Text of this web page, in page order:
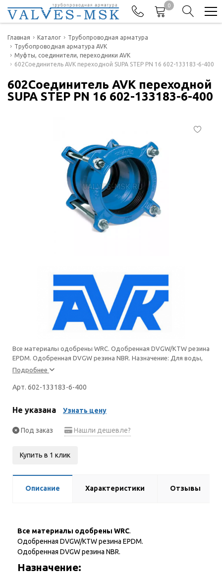
0
Телефоны
+7(977) 474-62-50
Отдел продаж
Главная Каталог
Трубопроводная арматура
Трубопроводная арматура AVK
Муфты, соединители, переходники AVK
602Соединитель AVK переходной SUPA STEP PN 16 602-133183-6-400
602Соединитель AVK переходной
SUPA STEP PN 16 602-133183-6-400
Все материалы одобрены WRC. Одобренная DVGW/KTW резина
EPDM. Одобренная DVGW резина NBR. Назначение: Для воды,
Подробнее
Арт. 602-133183-6-400
Не указана Узнать цену
Под заказ Нашли дешевле?
Купить в 1 клик
Описание Характеристики Отзывы
Все материалы одобрены WRC.
Одобренная DVGW/KTW резина EPDM.
Одобренная DVGW резина NBR.
Назначение: